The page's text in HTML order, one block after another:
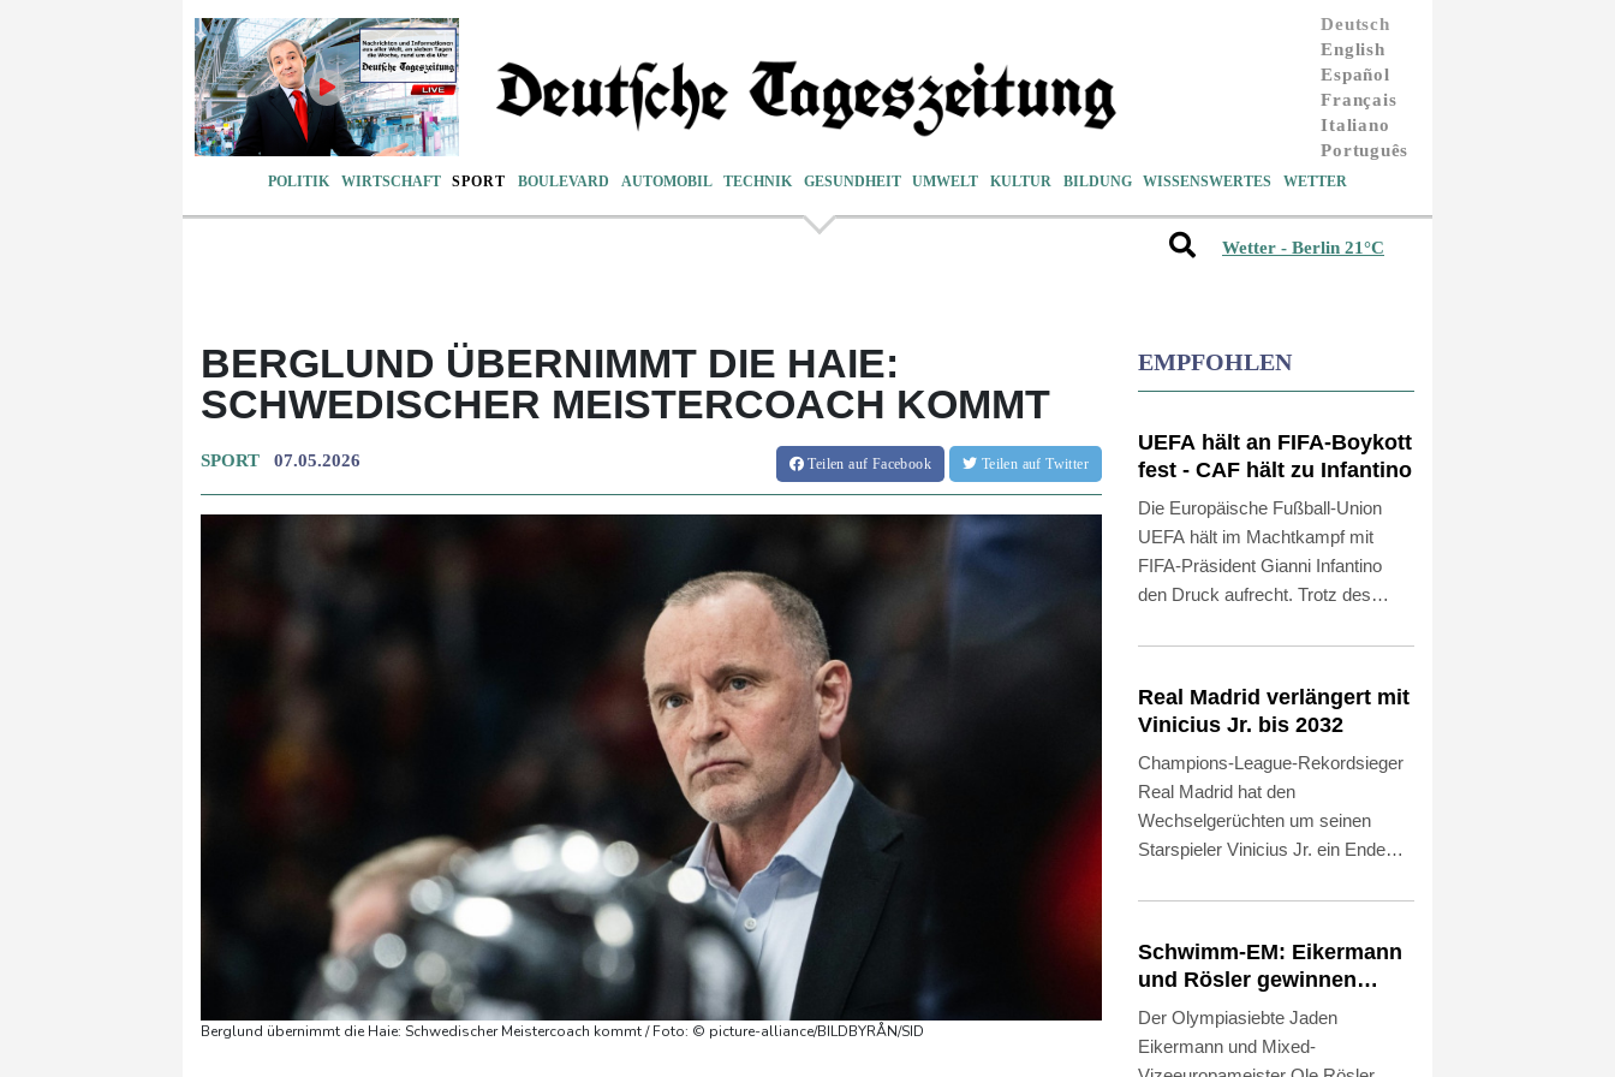
Deutsch
English
Español
Français
Italiano
Português
POLITIK WIRTSCHAFT SPORT BOULEVARD AUTOMOBIL TECHNIK GESUNDHEIT UMWELT KULTUR BILDUNG WISSENSWERTES WETTER
Wetter - Berlin 21°C
BERGLUND ÜBERNIMMT DIE HAIE:
SCHWEDISCHER MEISTERCOACH KOMMT
SPORT 07.05.2026 Teilenauf Facebook Teilen auf Twitter
Berglund übernimmt die Haie: Schwedischer Meistercoach kommt / Foto: © picture-alliance/BILDBYRÅN/SID
EMPFOHLEN
UEFA hält an FIFA-Boykott
fest - CAF hält zu Infantino
Die Europäische Fußball-Union
UEFA hält im Machtkampf mit
FIFA-Präsident Gianni Infantino
den Druck aufrecht. Trotz des
Öffnung gegenüber externen
Boykott der Wettbewerbe des
Weltverbandes fest. Das geht aus
einer UEFA-Erklärung auf SID-
Anfrage vom Donnerstag hervor.
Zudem bekräftigte die UEFA, sie
habe das Vertrauen in Infantino
CONMEBOL äußerte sich
erstmals seit Bekanntwerden der
Privatisierungspläne kritisch über
das Gebaren des FIFA-
Präsidenten.
Real Madrid verlängert mit
Vinicius Jr. bis 2032
Champions-League-Rekordsieger
Real Madrid hat den
Wechselgerüchten um seinen
Starspieler Vinicius Jr. ein Ende
wichtigsten Leistungsträger
die Königlichen am
Donnerstagabend mitteilten,
unterschrieb der 26-jährige
Brasilianer einen neuen Vertrag bis
Schwimm-EM: Eikermann
und Rösler gewinnen
Silber und Bronze
Der Olympiasiebte Jaden
Eikermann und Mixed-